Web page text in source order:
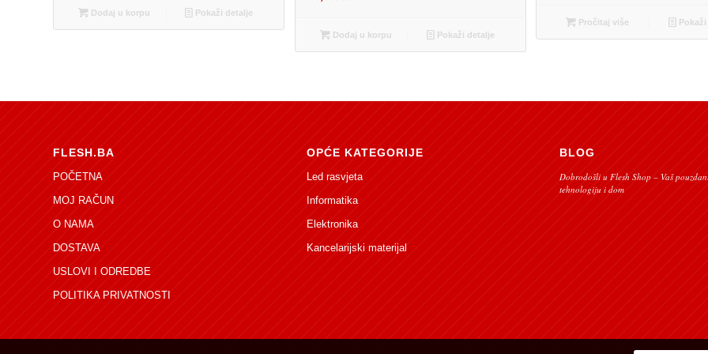
Dodaj u korpu Pokaži detalje
Dodaj u korpu Pokaži detalje
Pročitaj više
FLESH.BA
POČETNA
MOJ RAČUN
O NAMA
DOSTAVA
USLOVI I ODREDBE
POLITIKA PRIVATNOSTI
OPĆE KATEGORIJE
Led rasvjeta
Informatika
Elektronika
Kancelarijski materijal
BLOG
Dobrodošli u Flesh Shop – Vaš
tehnologiju i dom